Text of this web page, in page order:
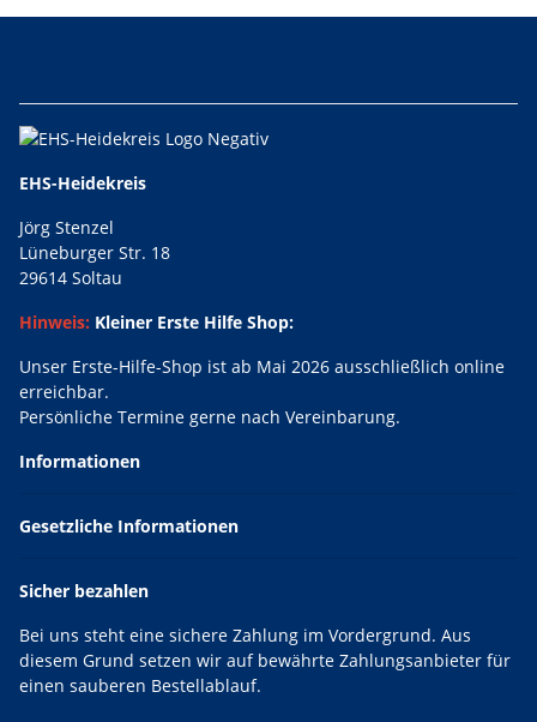
EHS-Heidekreis
Jörg Stenzel
Lüneburger Str. 18
29614 Soltau
Hinweis: Kleiner Erste Hilfe Shop:
Unser Erste-Hilfe-Shop ist ab Mai 2026 ausschließlich online
erreichbar.
Persönliche Termine gerne nach Vereinbarung.
Informationen
Gesetzliche Informationen
Sicher bezahlen
Bei uns steht eine sichere Zahlung im Vordergrund. Aus
diesem Grund setzen wir auf bewährte Zahlungsanbieter für
einen sauberen Bestellablauf.